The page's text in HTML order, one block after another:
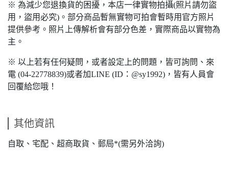
※ 為減少您退換貨的困擾，本店一律實物拍攝(照片請勿盜
用，盜用必究)。部分商品暫無實物可拍會暫時用官方照片
提供參考。照片上傳解析會有部分色差，實際商品以實物為
主。
※ 以上若有任何疑問，或者設定上的問題，皆可詢問、來
電 (04-22778839)或者加LINE (ID：@sy1992)，皆有人員會
回覆給您哦！
其他資訊
自取、宅配、超商取貨、郵局*(需另外洽詢)